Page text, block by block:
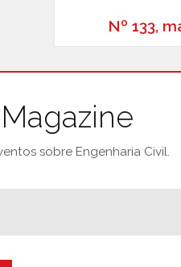
Nº 133,
sobre Engenharia Civil.